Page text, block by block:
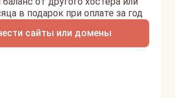
сайты или домены
в подарок при оплате за год